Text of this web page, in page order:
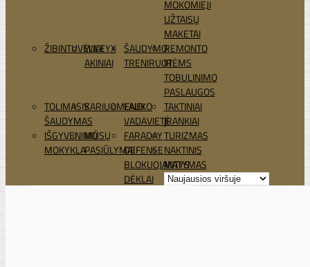
MOKOMIEJI
UŽTAISŲ
MAKETAI
ŽIBINTUVĖLIAI
WILEYX
AKINIAI
ŠAUDYMO
TRENIRUOTĖMS
REMONTO
IR
TOBULINIMO
PASLAUGOS
TOLIMASIS
ŠAUDYMAS
KARIUOMENEI
LAUKO
VADAVIETĖ
TAKTINIAI
ĮRANKIAI
IŠGYVENIMO
MOKYKLA
MŪSŲ
PASIŪLYMAI
FARADAY
DEFENSE
BLOKUOJANTYS
DĖKLAI
TURIZMAS
NAKTINIS
MATYMAS